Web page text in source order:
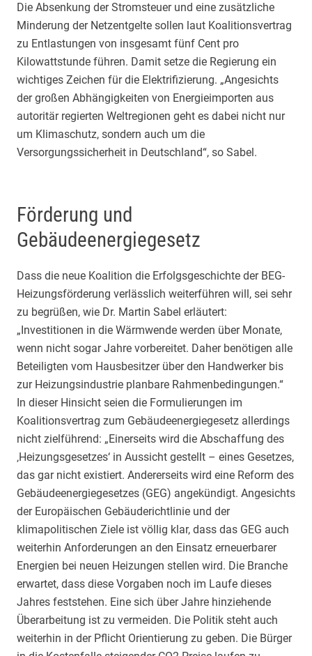
Die Absenkung der Stromsteuer und eine zusätzliche
Minderung der Netzentgelte sollen laut Koalitionsvertrag
zu Entlastungen von insgesamt fünf Cent pro
Kilowattstunde führen. Damit setze die Regierung ein
wichtiges Zeichen für die Elektrifizierung. „Angesichts
der großen Abhängigkeiten von Energieimporten aus
autoritär regierten Weltregionen geht es dabei nicht nur
um Klimaschutz, sondern auch um die
Versorgungssicherheit in Deutschland“, so Sabel.
Förderung und
Gebäudeenergiegesetz
Dass die neue Koalition die Erfolgsgeschichte der BEG-
Heizungsförderung verlässlich weiterführen will, sei sehr
zu begrüßen, wie Dr. Martin Sabel erläutert:
„Investitionen in die Wärmwende werden über Monate,
wenn nicht sogar Jahre vorbereitet. Daher benötigen alle
Beteiligten vom Hausbesitzer über den Handwerker bis
zur Heizungsindustrie planbare Rahmenbedingungen.“
In dieser Hinsicht seien die Formulierungen im
Koalitionsvertrag zum Gebäudeenergiegesetz allerdings
nicht zielführend: „Einerseits wird die Abschaffung des
‚Heizungsgesetzes‘ in Aussicht gestellt – eines Gesetzes,
das gar nicht existiert. Andererseits wird eine Reform des
Gebäudeenergiegesetzes (GEG) angekündigt. Angesichts
der Europäischen Gebäuderichtlinie und der
klimapolitischen Ziele ist völlig klar, dass das GEG auch
weiterhin Anforderungen an den Einsatz erneuerbarer
Energien bei neuen Heizungen stellen wird. Die Branche
erwartet, dass diese Vorgaben noch im Laufe dieses
Jahres feststehen. Eine sich über Jahre hinziehende
Überarbeitung ist zu vermeiden. Die Politik steht auch
weiterhin in der Pflicht Orientierung zu geben. Die Bürger